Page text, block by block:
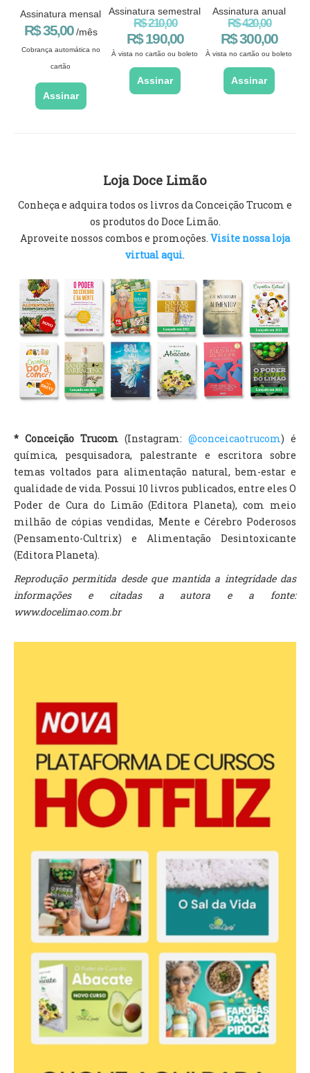
Assinatura mensal
R$ 35,00/mês
Cobrança automática no
cartão
Assinar
Assinatura semestral
R$ 210,00
R$ 190,00
À vista no cartão ou boleto
Assinar
Assinatura anual
R$ 420,00
R$ 300,00
À vista no cartão ou boleto
Assinar
Loja Doce Limão
Conheça e adquira todos os livros da Conceição Trucom e
os produtos do Doce Limão.
Aproveite nossos combos e promoções. Visite nossa loja
virtual aqui.
* Conceição Trucom (Instagram: @conceicaotrucom) é
química, pesquisadora, palestrante e escritora sobre
temas voltados para alimentação natural, bem-estar e
qualidade de vida. Possui 10 livros publicados, entre eles O
Poder de Cura do Limão (Editora Planeta), com meio
milhão de cópias vendidas, Mente e Cérebro Poderosos
(Pensamento-Cultrix) e Alimentação Desintoxicante
(Editora Planeta).
Reprodução permitida desde que mantida a integridade das
informações e citadas a autora e a fonte:
www.docelimao.com.br